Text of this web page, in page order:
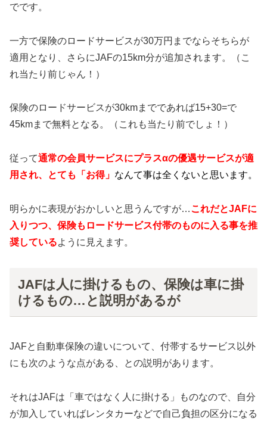
でです。
一方で保険のロードサービスが30万円までならそちらが
適用となり、さらにJAFの15km分が追加されます。（こ
れ当たり前じゃん！）
保険のロードサービスが30kmまでであれば15+30=で
45kmまで無料となる。（これも当たり前でしょ！）
従って通常の会員サービスにプラスαの優遇サービスが適
用され、とても「お得」 なんて事は全くないと思います。
明らかに表現がおかしいと思うんですが…これだとJAFに
入りつつ、保険もロードサービス付帯のものに入る事を推
奨しているように見えます。
JAFは人に掛けるもの、保険は車に掛
けるもの…と説明があるが
JAFと自動車保険の違いについて、付帯するサービス以外
にも次のような点がある、との説明があります。
それはJAFは「車ではなく人に掛ける」ものなので、自分
が加入していればレンタカーなどで自己負担の区分になる